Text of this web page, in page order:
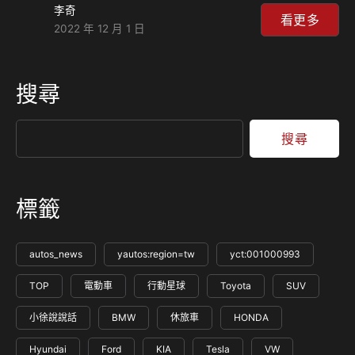
元，Altima則會調漲6萬元。 針對進口導入的23年式新車，裕
隆日產先前正式上市新年式Juke的時候，全車系共3車型便已
價更一舉調漲6萬元，將來到139.9萬元，是否會衝擊銷售量有
待觀察。 而國產的Kicks與S…
李奇
2022 年 12 月 1 日
看更多
搜尋
搜尋
標籤
autos_news yautos:region=tw yct:001000993
TOP 電動車 行動星球 Toyota SUV
小徐說說話 BMW 休旅車 HONDA
Hyundai Ford KIA Tesla VW